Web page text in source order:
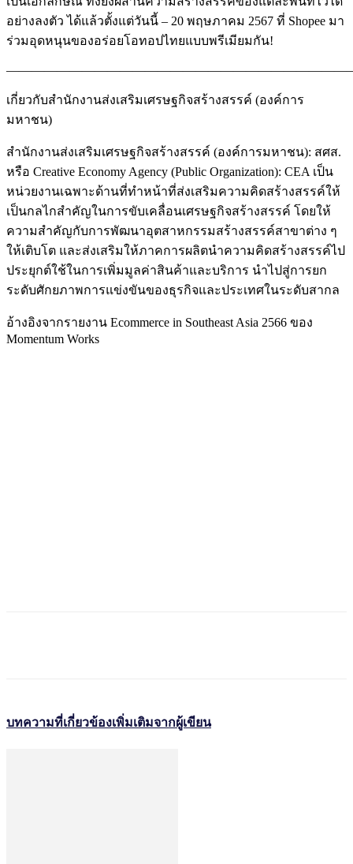
อย่างลงตัว ได้แล้วตั้งแต่วันนี้ – 20 พฤษภาคม 2567 ที่ Shopee มา
ร่วมอุดหนุนของอร่อยโอทอปไทยแบบพรีเมียมกัน!
เกี่ยวกับสำนักงานส่งเสริมเศรษฐกิจสร้างสรรค์ (องค์การ
มหาชน)
สำนักงานส่งเสริมเศรษฐกิจสร้างสรรค์ (องค์การมหาชน): สศส.
หรือ Creative Economy Agency (Public Organization): CEA เป็น
หน่วยงานเฉพาะด้านที่ทำหน้าที่ส่งเสริมความคิดสร้างสรรค์ให้
เป็นกลไกสำคัญในการขับเคลื่อนเศรษฐกิจสร้างสรรค์ โดยให้
ความสำคัญกับการพัฒนาอุตสาหกรรมสร้างสรรค์สาขาต่าง ๆ
ให้เติบโต และส่งเสริมให้ภาคการผลิตนำความคิดสร้างสรรค์ไป
ประยุกต์ใช้ในการเพิ่มมูลค่าสินค้าและบริการ นำไปสู่การยก
ระดับศักยภาพการแข่งขันของธุรกิจและประเทศในระดับสากล
อ้างอิงจากรายงาน Ecommerce in Southeast Asia 2566 ของ
Momentum Works
บทความที่เกี่ยวข้องเพิ่มเติมจากผู้เขียน